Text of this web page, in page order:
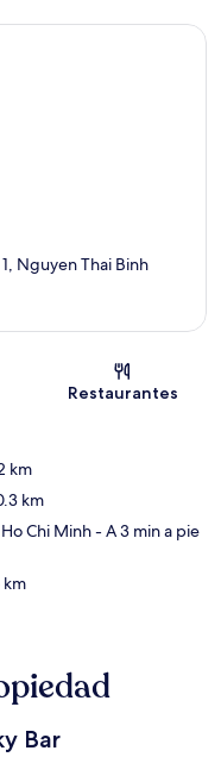
Nguyen Thai Binh
Restaurantes
km
km
Chi Minh- A 3 min a pie
km
Bar